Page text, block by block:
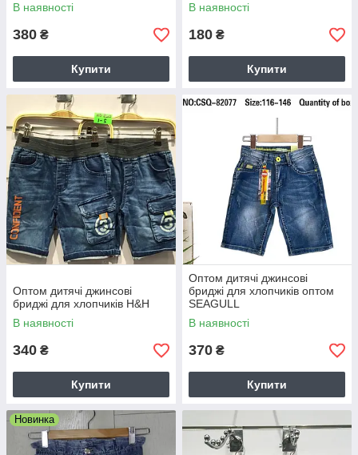
В наявності
380 ₴
Купити
В наявності
180 ₴
Купити
Оптом дитячі джинсові
бриджі для хлопчиків H&H
В наявності
340 ₴
Купити
Оптом дитячі джинсові
бриджі для хлопчиків оптом
SEAGULL
В наявності
370 ₴
Купити
Новинка